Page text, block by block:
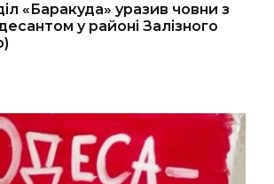
«Баракуда» уразив човни з
у районі Залізного